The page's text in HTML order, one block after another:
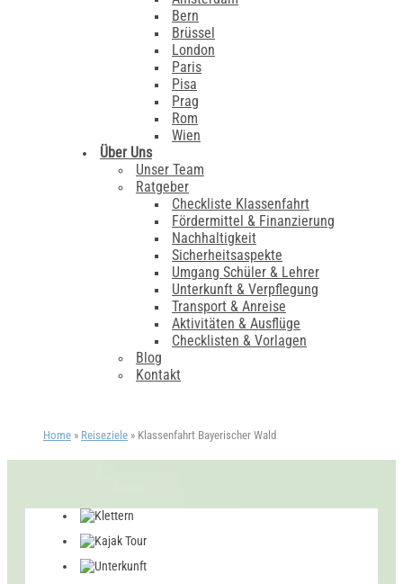
Bern
Brüssel
London
Paris
Pisa
Prag
Rom
Wien
Über Uns
Unser Team
Ratgeber
Checkliste Klassenfahrt
Fördermittel & Finanzierung
Nachhaltigkeit
Sicherheitsaspekte
Umgang Schüler & Lehrer
Unterkunft & Verpflegung
Transport & Anreise
Aktivitäten & Ausflüge
Checklisten & Vorlagen
Blog
Kontakt
Home » Reiseziele » Klassenfahrt Bayerischer Wald